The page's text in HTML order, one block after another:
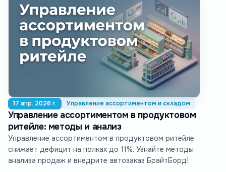
17 апр. 2026 г. Управление ассортиментом и складом
Управление ассортиментом в продуктовом
ритейле: методы и анализ
Управление ассортиментом в продуктовом ритейле
снижает дефицит на полках до 11%. Узнайте методы
анализа продаж и внедрите автозаказ БрайтБорд!